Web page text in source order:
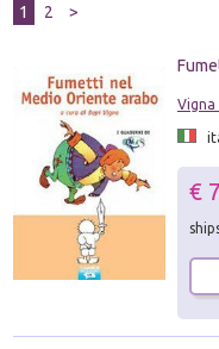
1 2 >
Vigna
€